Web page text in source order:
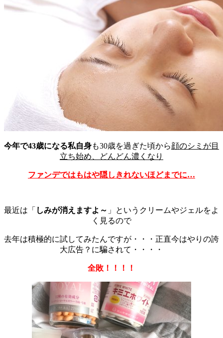
今年で43歳になる私自身も30歳を過ぎた頃から顔のシミが目
立ち始め、どんどん濃くなり
ファンデではもはや隠しきれないほどまでに…
最近は「 しみが消えますよ～ 」というクリームやジェルをよ
く見るので
去年は積極的に試してみたんですが・・・正直今はやりの誇
大広告？に騙されて・・・・
全敗！！！！